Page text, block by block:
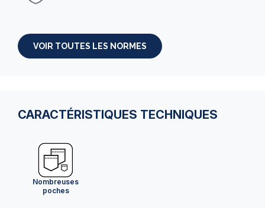
VOIR TOUTES LES NORMES
CARACTÉRISTIQUES TECHNIQUES
Nombreuses
poches